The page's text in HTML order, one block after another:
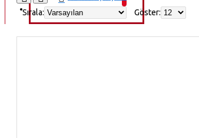
VGS KULUÇKA 2. EL
Sırala:
Göster: